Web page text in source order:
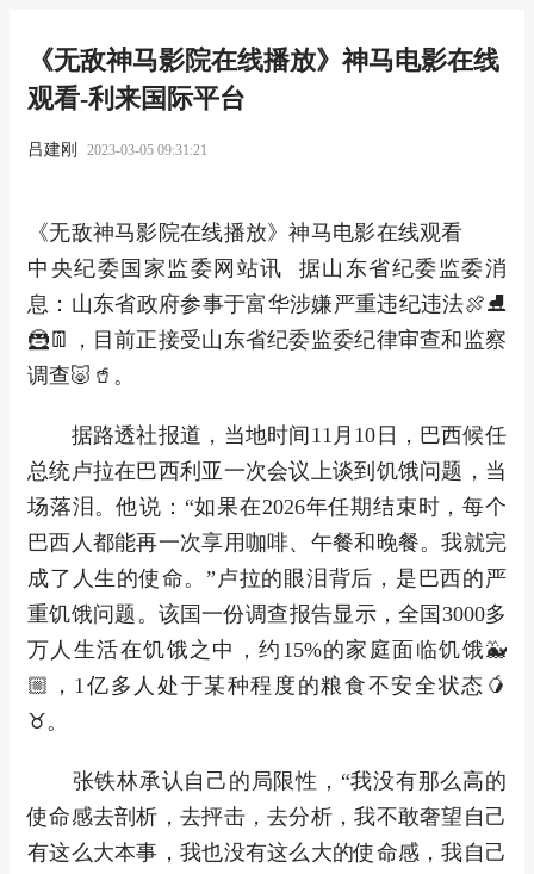
《无敌神马影院在线播放》神马电影在线
观看-利来国际平台
吕建刚 2023-03-05 09:31:21
《无敌神马影院在线播放》神马电影在线观看
中央纪委国家监委网站讯 据山东省纪委监委消
息：山东省政府参事于富华涉嫌严重违纪违法🍖⛸
🦹👖，目前正接受山东省纪委监委纪律审查和监察
调查🐷🥤。
据路透社报道，当地时间11月10日，巴西候任
总统卢拉在巴西利亚一次会议上谈到饥饿问题，当
场落泪。他说：“如果在2026年任期结束时，每个
巴西人都能再一次享用咖啡、午餐和晚餐。我就完
成了人生的使命。”卢拉的眼泪背后，是巴西的严
重饥饿问题。该国一份调查报告显示，全国3000多
万人生活在饥饿之中，约15%的家庭面临饥饿🐳
🏼，1亿多人处于某种程度的粮食不安全状态🥭
♉。
张铁林承认自己的局限性，“我没有那么高的
使命感去剖析，去抨击，去分析，我不敢奢望自己
有这么大本事，我也没有这么大的使命感，我自己